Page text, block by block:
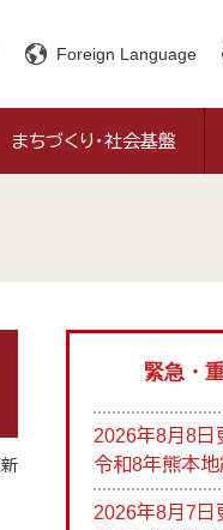
Foreign Language
まちづくり・社会基盤
緊急・
2026年8月8日
令和8年熊本
2026年8月7日